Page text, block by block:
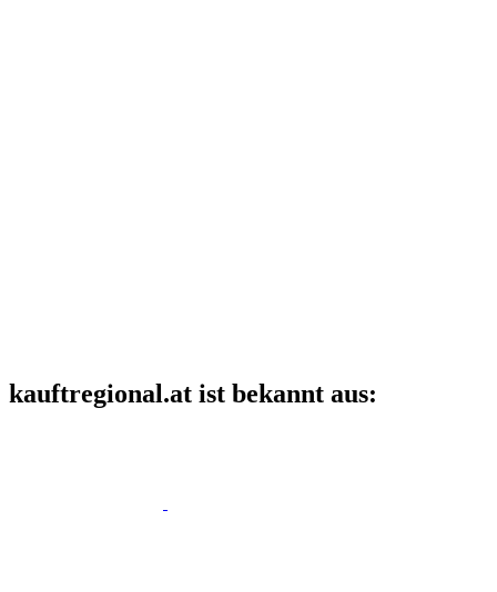
kauftregional.at ist bekannt aus: